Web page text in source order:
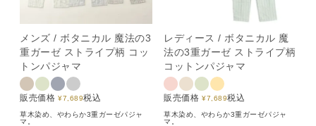
メンズ / ボタニカル 魔法の3
重ガーゼ ストライプ柄 コッ
トンパジャマ
販売価格 ¥7,689税込
草木染め、やわらか3重ガーゼパジャ
マ。
レディース / ボタニカル 魔
法の3重ガーゼ ストライプ柄
コットンパジャマ
販売価格 ¥7,689税込
草木染め、やわらか3重ガーゼパジャ
マ。